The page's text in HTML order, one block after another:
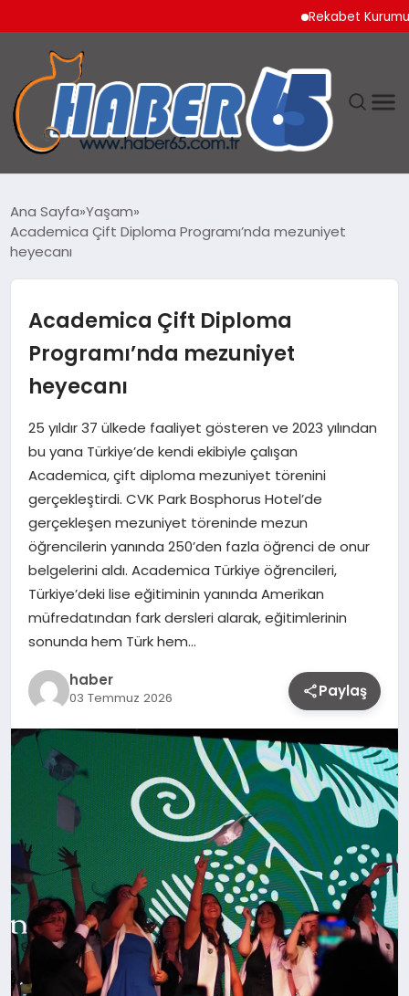
Rekabet Kurumu
Ana Sayfa Yaşam
Academica Çift Diploma Programı’nda mezuniyet
heyecanı
Academica Çift Diploma
Programı’nda mezuniyet
heyecanı
25 yıldır 37 ülkede faaliyet gösteren ve 2023 yılından
bu yana Türkiye’de kendi ekibiyle çalışan
Academica, çift diploma mezuniyet törenini
gerçekleştirdi. CVK Park Bosphorus Hotel’de
gerçekleşen mezuniyet töreninde mezun
öğrencilerin yanında 250’den fazla öğrenci de onur
belgelerini aldı. Academica Türkiye öğrencileri,
Türkiye’deki lise eğitiminin yanında Amerikan
müfredatından fark dersleri alarak, eğitimlerinin
sonunda hem Türk hem…
haber
03 Temmuz 2026 Paylaş